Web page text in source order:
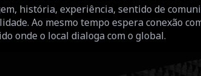
história, experiência, sentido de
Ao mesmo tempo espera conexão
onde o local dialoga com o global.